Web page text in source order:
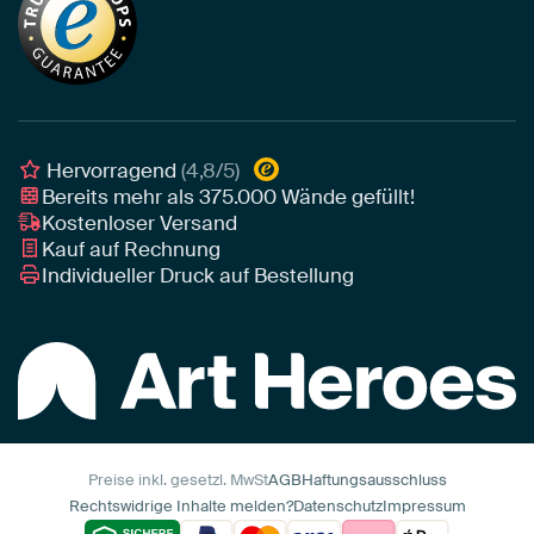
Leinwand
Leinwand für draußen
Akustik-Tipps
Tipps von unseren Botschaftern
Individuelle Einrichtungsberatung
Unser Team
Botschafter
Awards und Preise
Art Heroes App
Hervorragend(4,8/5)
Bereits mehr als375.000Wände gefüllt!
Kostenloser Versand
Kauf auf Rechnung
Individueller Druck auf Bestellung
Preise inkl. gesetzl. MwStAGBHaftungsausschluss
Rechtswidrige Inhalte melden?DatenschutzImpressum